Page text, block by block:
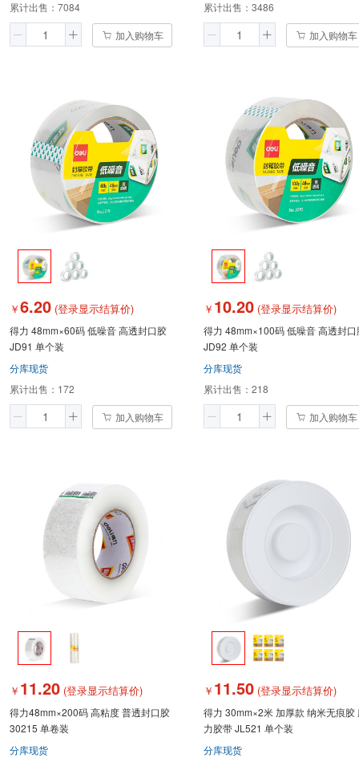
累计出售： 7084
加入购物车
累计出售： 3486
加入购物车
￥6.20 (登录显示结算价)
得力 48mm×60码 低噪音 高透封口胶
JD91 单个装
分库现货
累计出售： 172
加入购物车
￥ 10.20 (登录显示结算价)
得力 48mm×100码 低噪音 高透封口
JD92 单个装
分库现货
累计出售： 218
加入购物车
￥ 11.20 (登录显示结算价)
得力48mm×200码 高粘度 普透封口胶
30215 单卷装
分库现货
￥ 11.50 (登录显示结算价)
得力 30mm×2米 加厚款 纳米无痕胶
力胶带 JL521 单个装
分库现货